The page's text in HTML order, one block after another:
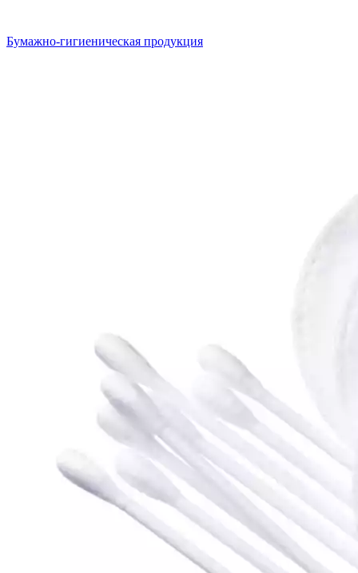
Бумажно-гигиеническая продукция